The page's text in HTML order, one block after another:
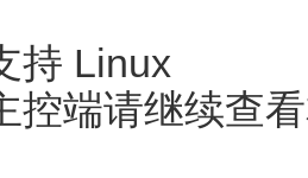
持 Linux
控端请继续查